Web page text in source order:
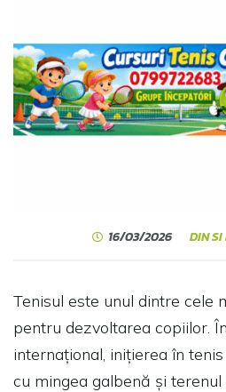
16/03/2026 DIN SI
Tenisul este unul dintre cele
pentru dezvoltarea copiilor.
internațional, inițierea în
cu mingea galbenă și